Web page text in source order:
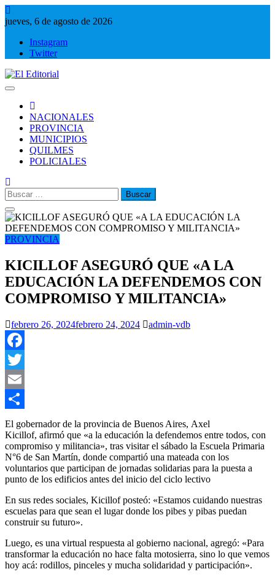
Saltar
al
jueves, 6 de agosto de 2026
Instagram
Twitter
NACIONALES
PROVINCIA
MUNICIPIOS
QUILMES
POLICIALES
Buscar:
PROVINCIA
KICILLOF ASEGURÓ QUE «A LA
EDUCACIÓN LA DEFENDEMOS CON
COMPROMISO Y MILITANCIA»
febrero 26, 2024febrero 24, 2024 admin-vdb
Facebook
Twitter
Email
Compartir
El gobernador de la provincia de Buenos Aires, Axel
Kicillof, afirmó que «a la educación la defendemos entre todos, con
compromiso y militancia», tras visitar el sábado la Escuela Primaria
N°6 de San Martín, donde compartió una mateada con los
voluntarios que participan de jornadas solidarias para la puesta a
punto de los edificios antes del inicio del ciclo lectivo
En sus redes sociales, Kicillof posteó: «Estamos cuidando nuestras
escuelas para que sean el lugar donde los pibes y pibas puedan
construir su futuro».
Luego, es una virtual respuesta al gobierno nacional, agregó: «Para
transformar la educación no hace falta motosierra, sino lo que vemos
hoy acá: rodillos, pinceles y mucha solidaridad y participación».